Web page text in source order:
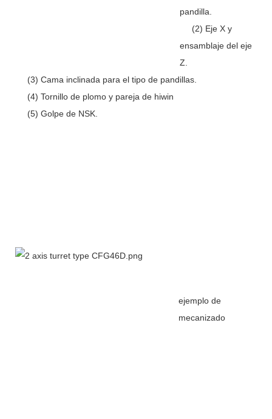
pandilla.
(2) Eje X y
ensamblaje del eje
Z.
(3) Cama inclinada para el tipo de pandillas.
(4) Tornillo de plomo y pareja de hiwin
(5) Golpe de NSK.
ejemplo de
mecanizado